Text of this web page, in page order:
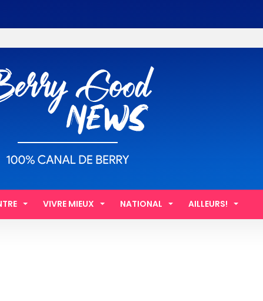
VIVRE MIEUX NATIONAL AILLEURS!